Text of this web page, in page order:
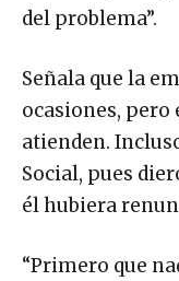
del problema”.
Señala que la
ocasiones,
atienden.
Social, pues
él hubiera
“Primero que